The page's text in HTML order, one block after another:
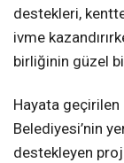
destekleri,
ivme
birliğinin güzel
Hayata geçirilen
Belediyesi’nin
destekleyen